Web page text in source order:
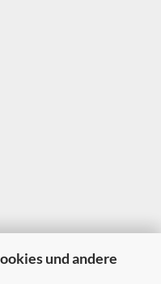
und andere